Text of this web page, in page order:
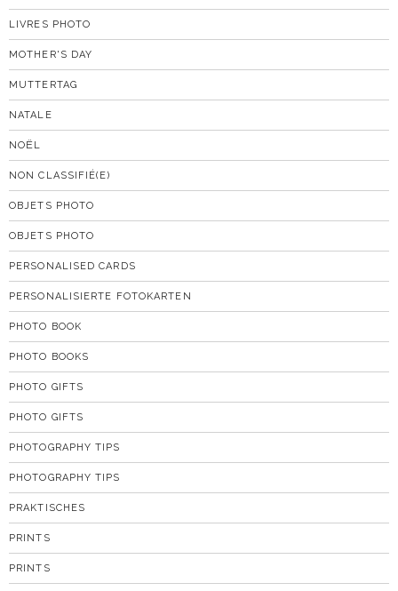
LIVRES PHOTO
MOTHER'S DAY
MUTTERTAG
NATALE
NOËL
NON CLASSIFIÉ(E)
OBJETS PHOTO
OBJETS PHOTO
PERSONALISED CARDS
PERSONALISIERTE FOTOKARTEN
PHOTO BOOK
PHOTO BOOKS
PHOTO GIFTS
PHOTO GIFTS
PHOTOGRAPHY TIPS
PHOTOGRAPHY TIPS
PRAKTISCHES
PRINTS
PRINTS